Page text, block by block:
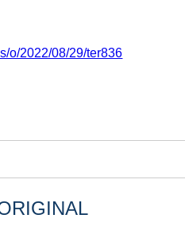
o/2022/08/29/ter836